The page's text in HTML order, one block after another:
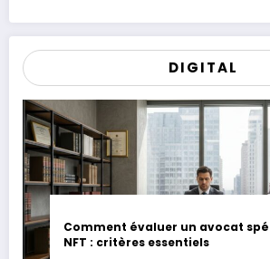
DIGITAL
Comment évaluer un avocat
NFT : critères essentiels